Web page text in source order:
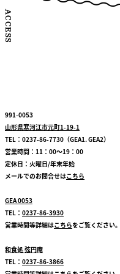
991-0053
山形県寒河江市元町1-19-1
TEL：0237-86-7730（GEA1. GEA2）
営業時間：11：00～19：00
定休日：火曜日/年末年始
メールでのお問合せはこちら
GEA 0053
TEL： 0237-86-3930
営業時間等詳細はこちらをご覧ください
和食処 弦円庵
TEL： 0237-86-3866